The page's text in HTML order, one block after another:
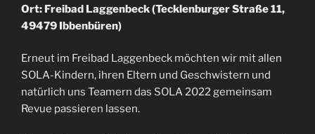
Ort: Freibad Laggenbeck (Tecklenburger Straße 11,
49479 Ibbenbüren)
Erneut im Freibad Laggenbeck möchten wir mit allen
SOLA-Kindern, ihren Eltern und Geschwistern und
natürlich uns Teamern das SOLA 2022 gemeinsam
Revue passieren lassen.